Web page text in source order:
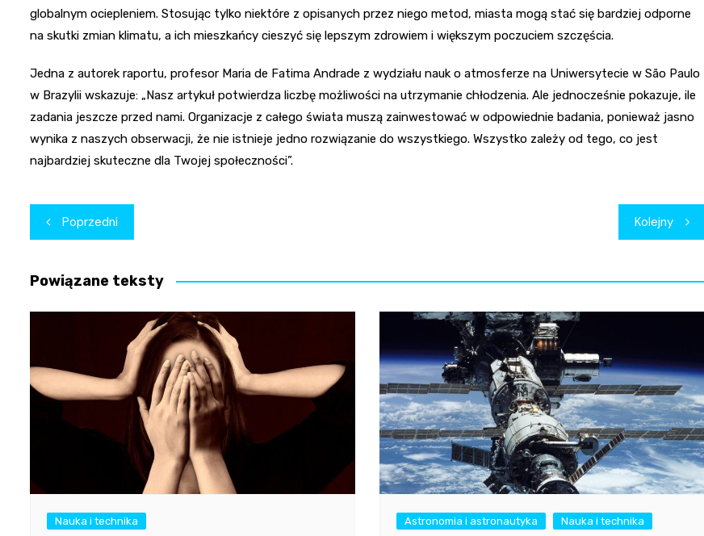
globalnym ociepleniem. Stosując tylko niektóre z opisanych przez niego metod, miasta mogą stać się bardziej odporne
na skutki zmian klimatu, a ich mieszkańcy cieszyć się lepszym zdrowiem i większym poczuciem szczęścia.
Jedna z autorek raportu, profesor Maria de Fatima Andrade z wydziału nauk o atmosferze na Uniwersytecie w São Paulo
w Brazylii wskazuje: „Nasz artykuł potwierdza liczbę możliwości na utrzymanie chłodzenia. Ale jednocześnie pokazuje, ile
zadania jeszcze przed nami. Organizacje z całego świata muszą zainwestować w odpowiednie badania, ponieważ jasno
wynika z naszych obserwacji, że nie istnieje jedno rozwiązanie do wszystkiego. Wszystko zależy od tego, co jest
najbardziej skuteczne dla Twojej społeczności”.
Nawigacja
wpisu
Poprzedni Kolejny
Powiązane teksty
Nauka i technika Astronomia i astronautyka
Nauka i technika